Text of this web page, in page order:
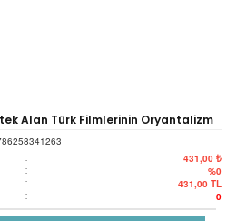
Alan Türk Filmlerinin Oryantalizm
: 431,00 ₺
: %0
: 431,00 TL
: 0